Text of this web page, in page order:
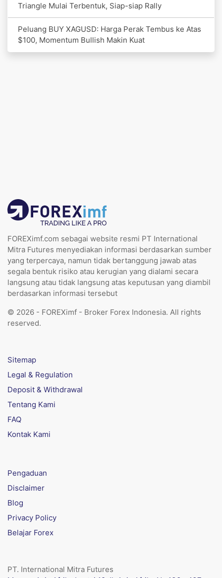
Triangle Mulai Terbentuk, Siap-siap Rally
Peluang BUY XAGUSD: Harga Perak Tembus ke Atas
$100, Momentum Bullish Makin Kuat
FOREXimf.com sebagai website resmi PT International
Mitra Futures menyediakan informasi berdasarkan sumber
yang terpercaya, namun tidak bertanggung jawab atas
segala bentuk risiko atau kerugian yang dialami secara
langsung atau tidak langsung atas keputusan yang diambil
berdasarkan informasi tersebut
© 2026 - FOREXimf - Broker Forex Indonesia. All rights
reserved.
Sitemap
Legal & Regulation
Deposit & Withdrawal
Tentang Kami
FAQ
Kontak Kami
Pengaduan
Disclaimer
Blog
Privacy Policy
Belajar Forex
PT. International Mitra Futures